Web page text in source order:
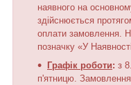
наявного на
здійснюється
оплати замовлення.
позначку «У
Графік роботи: з
п'ятницю.